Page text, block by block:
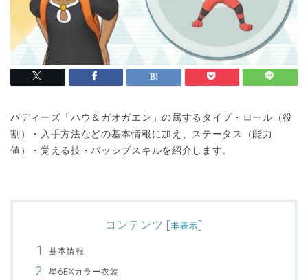
バディーズ「ハウ＆ガオガエン」の属するタイプ・ロール（役
割）・入手方法などの基本情報に加え、ステータス（能力
値）・覚える技・パッシブスキルを紹介します。
コンテンツ [非表示]
基本情報
星6EXカラー衣装